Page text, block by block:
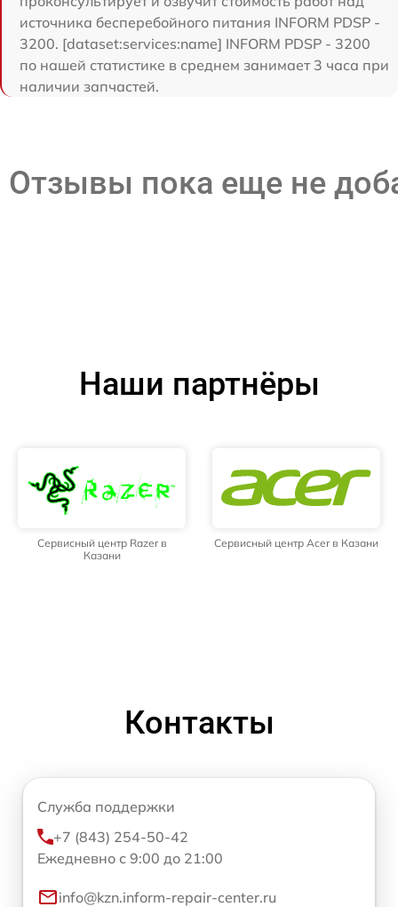
источника бесперебойного питания INFORM PDSP -
3200. [dataset:services:name] INFORM PDSP - 3200
по нашей статистике в среднем занимает 3 часа при
наличии запчастей.
Отзывы пока еще не
Наши партнёры
Сервисный центр Razer в
Казани
Сервисный центр Acer в Казани
Контакты
Служба поддержки
+7 (843) 254-50-42
Ежедневно с 9:00 до 21:00
info@kzn.inform-repair-center.ru